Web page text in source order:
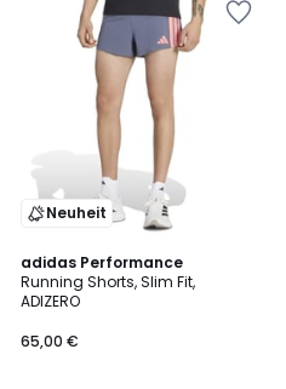
Neuheit
adidas Performance
Running Shorts, Slim Fit,
ADIZERO
65,00 €